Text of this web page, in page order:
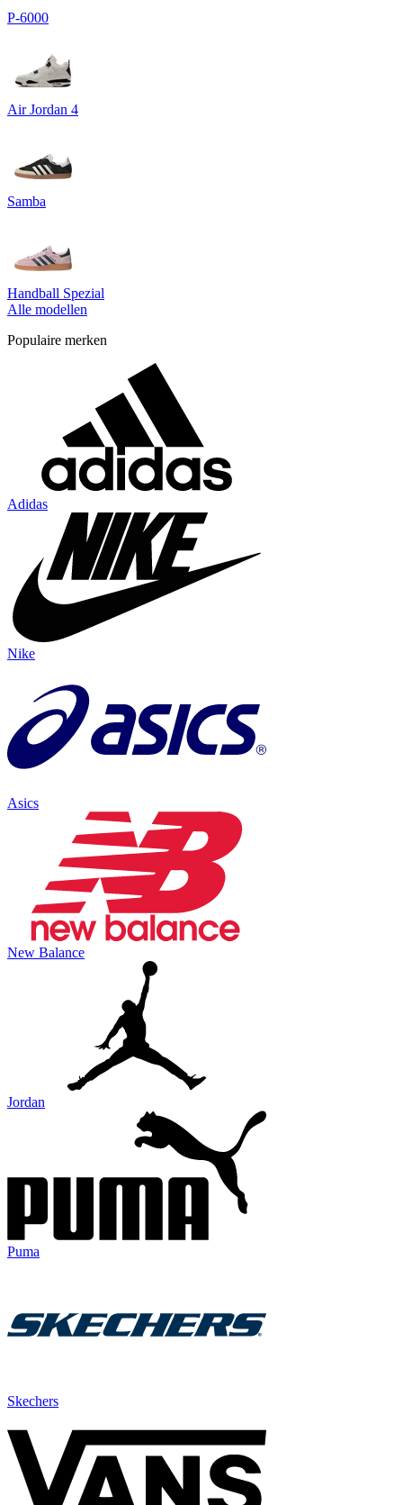
P-6000
Air Jordan 4
Samba
Handball Spezial
Alle modellen
Populaire merken
Adidas
Nike
Asics
New Balance
Jordan
Puma
Skechers